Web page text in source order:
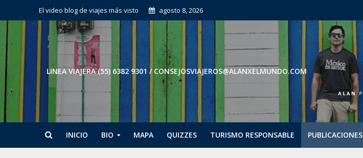
El video blog de viajes más visto agosto 8, 2026
LINEA VIAJERA (55) 6382 9301 / CONSEJOSVIAJEROS@ALANXELMUNDO.COM
INICIO BIO MAPA QUIZZES TURISMO RESPONSABLE PUBLICACIONES